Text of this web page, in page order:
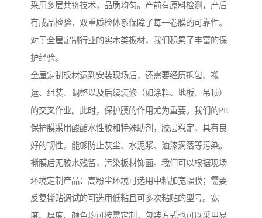
采用多层共挤技术，品质均匀。产前有原料检测，产后
有成品检验，双重质检体系保障了每一卷膜的可靠性。
对于全屋定制行业的实木类板材，我们积累了丰富的保
护经验。
全屋定制板材运到安装现场后，还需要经历拆包、搬
运、组装、调整以及后续装修（如涂料、地板、吊顶）
的交叉作业。此时，保护膜的作用尤为重要。我们的PE
保护膜采用酸酯水性胶和特殊助剂，胶层稳定，具有良
好的韧性，能够防止灰尘、水泥浆、油漆滴落等污染。
撕膜后无胶水残留，污染板材饰面。我们可以根据现场
环境定制产品：高粉尘环境可选用中粘加宽幅膜；需要
反复撕贴调试的可选用低粘且可多次粘贴的型号。宽
度、厚度、颜色均可按需定制，包装方式也可以采用易